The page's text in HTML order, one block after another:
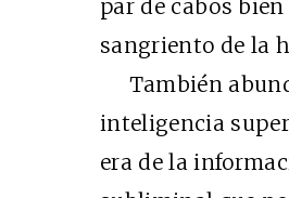
par de cabos
sangriento de la
También
inteligencia
era de la